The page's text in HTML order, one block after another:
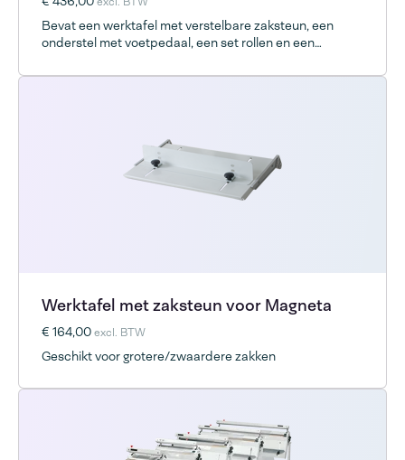
Bevat een werktafel met verstelbare zaksteun, een
onderstel met voetpedaal, een set rollen en een
Werktafel met zaksteun voor Magneta
€ 164,00excl. BTW
Geschikt voor grotere/zwaardere zakken